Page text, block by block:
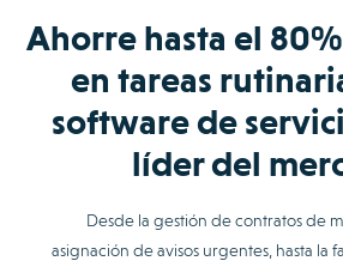
Ahorre hasta el
en tareas
software de
líder del
Desde la gestión de contratos de
asignación de avisos urgentes, hasta la